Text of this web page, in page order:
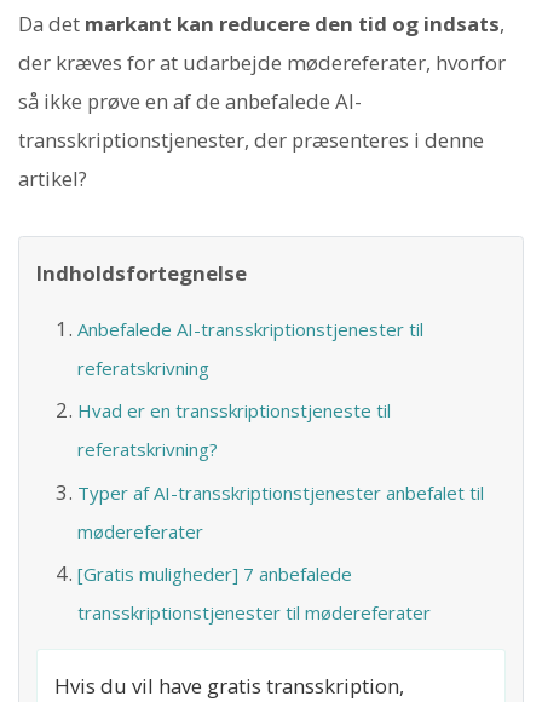
Da det markant kan reducere den tid og indsats,
der kræves for at udarbejde mødereferater, hvorfor
så ikke prøve en af de anbefalede AI-
transskriptionstjenester, der præsenteres i denne
artikel?
Indholdsfortegnelse
Anbefalede AI-transskriptionstjenester til
referatskrivning
Hvad er en transskriptionstjeneste til
referatskrivning?
Typer af AI-transskriptionstjenester anbefalet til
mødereferater
[Gratis muligheder] 7 anbefalede
transskriptionstjenester til mødereferater
Hvis du vil have gratis transskription,